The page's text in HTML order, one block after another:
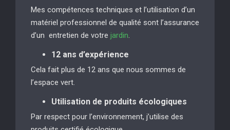
Mes compétences techniques et l’utilisation d’un
matériel professionnel de qualité sont l’assurance
d’un entretien de votre jardin
12 ans d’expérience
Cela fait plus de 12 ans que nous sommes de
l’espace vert.
Utilisation de produits écologiques
Par respect pour l’environnement, j’utilise des